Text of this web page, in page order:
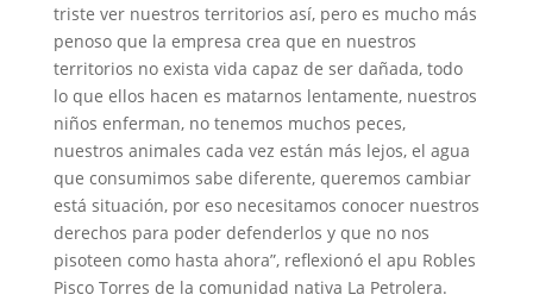
triste ver nuestros territorios así, pero es mucho más
penoso que la empresa crea que en nuestros
territorios no exista vida capaz de ser dañada, todo
lo que ellos hacen es matarnos lentamente, nuestros
niños enferman, no tenemos muchos peces,
nuestros animales cada vez están más lejos, el agua
que consumimos sabe diferente, queremos cambiar
está situación, por eso necesitamos conocer nuestros
derechos para poder defenderlos y que no nos
pisoteen como hasta ahora”, reflexionó el apu Robles
Pisco Torres de la comunidad nativa La Petrolera.